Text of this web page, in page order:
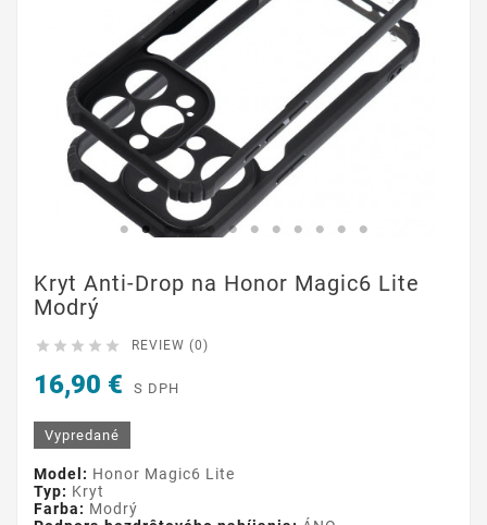
Kryt Anti-Drop na Honor Magic6 Lite
Modrý
     REVIEW (0)
16,90 € S DPH
Vypredané
Model: Honor Magic6 Lite
Typ: Kryt
Farba: Modrý